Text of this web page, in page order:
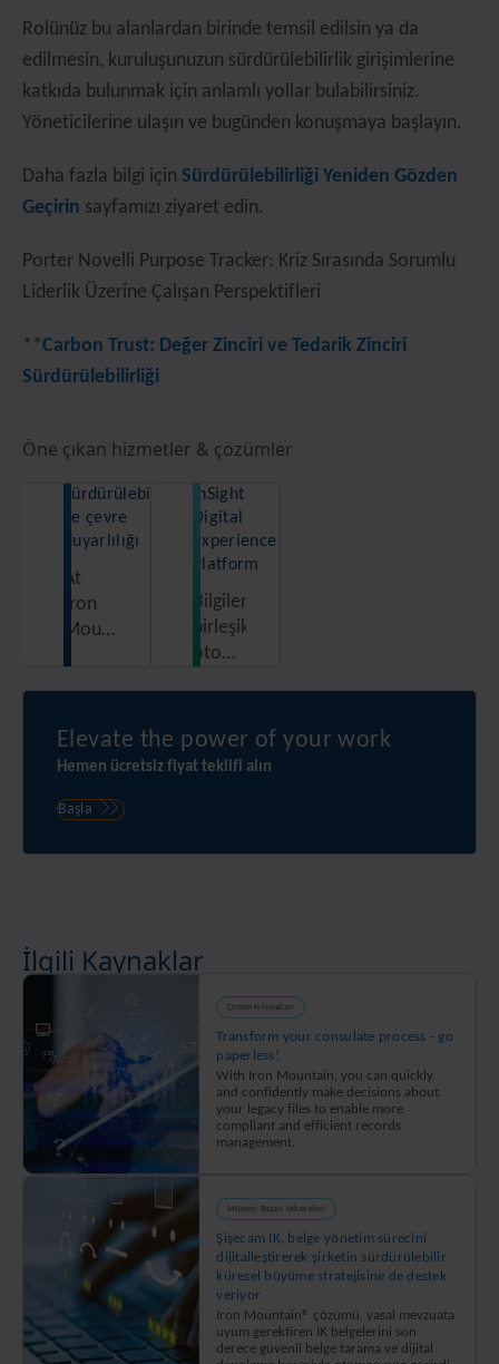
Rolünüz bu alanlardan birinde temsil edilsin ya da
edilmesin, kuruluşunuzun sürdürülebilirlik girişimlerine
katkıda bulunmak için anlamlı yollar bulabilirsiniz.
Yöneticilerine ulaşın ve bugünden konuşmaya başlayın.
Daha fazla bilgi için Sürdürülebilirliği Yeniden Gözden
Geçirin sayfamızı ziyaret edin.
Porter Novelli Purpose Tracker: Kriz Sırasında Sorumlu
Liderlik Üzerine Çalışan Perspektifleri
**Carbon Trust: Değer Zinciri ve Tedarik Zinciri
Sürdürülebilirliği
Öne çıkan hizmetler & çözümler
Sürdürülebilirlik
ve çevre
duyarlılığı
At
Iron
Mountain,
our
customers’
trusted
for
the
what
matters
most
them
in
innovative
and
socially
responsible
ways
InSight
Digital
Experience
Platform
Bilgilere
birleşik,
otomatik
bir
platformdan
Elevate the power of your work
Hemen ücretsiz fiyat teklifi alın
Başla
İlgili Kaynaklar
Çözüm Kılavuzları
Transform your consulate process - go
paperless!
With Iron Mountain, you can quickly
and confidently make decisions about
your legacy files to enable more
compliant and efficient records
management.
Müşteri Başarı Hikayeleri
Şişecam İK, belge yönetim sürecini
dijitalleştirerek şirketin sürdürülebilir
küresel büyüme stratejisine de destek
veriyor
Iron Mountain® çözümü, yasal mevzuata
uyum gerektiren İK belgelerini son
derece güvenli belge tarama ve dijital